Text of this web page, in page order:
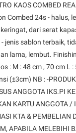
KAOS COMBED
Combed 24s - halus,
dari serat
jenis sablon terbaik,
lama, lembut.
: M : 48 cm , 70 cm L :
(±3cm) NB : -
ANGGOTA IKS.PI
KARTU ANGGOTA
KTA & PEMBELIAN
APABILA MELEBIHI